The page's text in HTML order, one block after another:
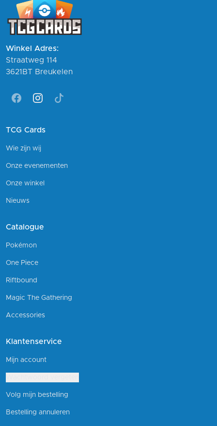
Winkel Adres:
Straatweg 114
3621BT Breukelen
FacebookInstagram
Tiktok
TCG Cards
Wie zijn wij
Onze evenementen
Onze winkel
Nieuws
Catalogue
Pokémon
One Piece
Riftbound
Magic The Gathering
Accessories
Klantenservice
Mijn account
Volg mijn bestelling
Bestelling annuleren